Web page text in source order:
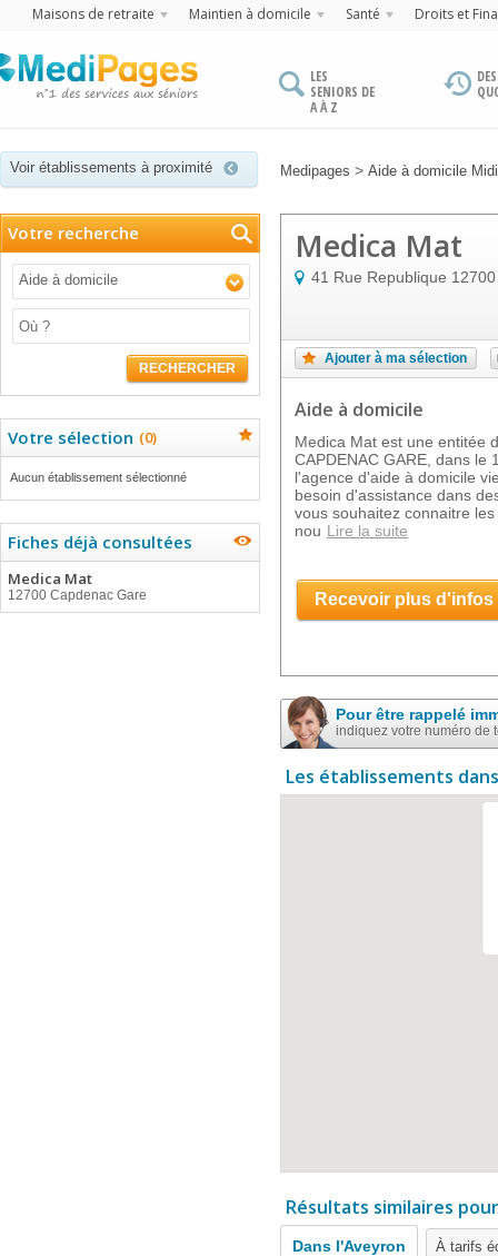
Maisons de retraite Maintien à domicile Santé Droits et
LES
SENIORS DE
A À Z
Voir établissements à proximité Medipages > Aide à domicile
Votre recherche
Aide à domicile
RECHERCHER
Votre sélection (0)
Aucun établissement sélectionné
Fiches déjà consultées
Medica Mat
12700 Capdenac Gare
Medica Mat
41 Rue Republique 12700
Ajouter à ma sélection
Aide à domicile
Medica Mat est une entitée
CAPDENAC GARE, dans le
l'agence d'aide à domicile
besoin d'assistance dans
vous souhaitez connaitre
nou Lire la suite
Recevoir plus d'infos
Pour être rappelé
indiquez votre numéro de
Les établissements
Résultats similaires
Dans l'Aveyron À tarifs